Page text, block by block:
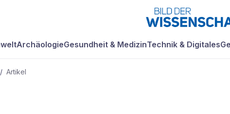
ArchäologieGesundheit & MedizinTechnik & Digitales
/ Artikel